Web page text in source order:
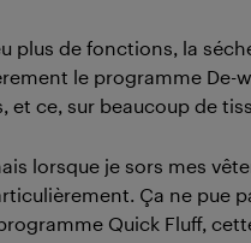
plus de fonctions, la
le programme De-
et ce, sur beaucoup de
lorsque je sors mes
Ça ne pue
Quick Fluff,